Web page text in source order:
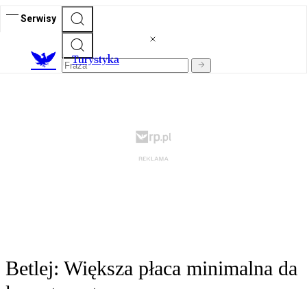
Serwisy
Turystyka
Betlej: Większa płaca minimalna da